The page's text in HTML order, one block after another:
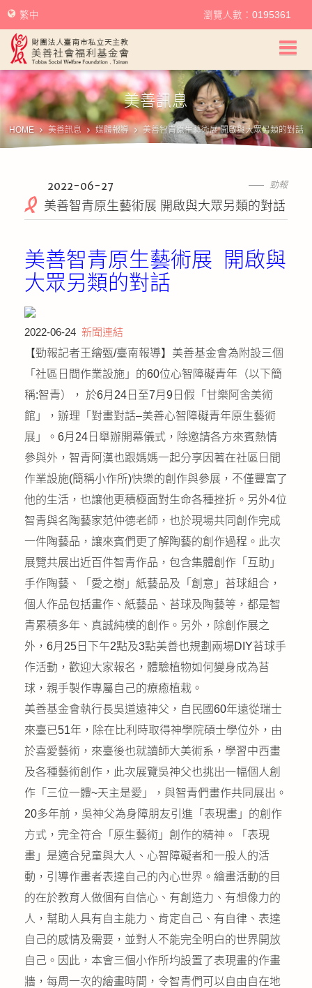
美善社會福利基金會首頁
關於美善
美善服務
幫助美善
我要捐款
捐款徵信
聯絡我們
友善連結
網站地圖
繁中 瀏覽人數：0195361
美善訊息
HOME 美善訊息 媒體報導 美善智青原生藝術展 開啟與大眾另類的對話
勁報
2022-06-27
美善智青原生藝術展 開啟與大眾另類的對話
美善智青原生藝術展 開啟與
大眾另類的對話
2022-06-24 新聞連結
【勁報記者王繪甄/臺南報導】美善基金會為附設三個
「社區日間作業設施」的60位心智障礙青年（以下簡
稱:智青）， 於6月24日至7月9日假「甘樂阿舍美術
館」，辦理「對畫對話–美善心智障礙青年原生藝術
展」。6月24日舉辦開幕儀式，除邀請各方來賓熱情
參與外，智青阿漢也跟媽媽一起分享因著在社區日間
作業設施(簡稱小作所)快樂的創作與參展，不僅豐富了
他的生活，也讓他更積極面對生命各種挫折。另外4位
智青與名陶藝家范仲德老師，也於現場共同創作完成
一件陶藝品，讓來賓們更了解陶藝的創作過程。此次
展覽共展出近百件智青作品，包含集體創作「互助」
手作陶藝、「愛之樹」紙藝品及「創意」苔球組合，
個人作品包括畫作、紙藝品、苔球及陶藝等，都是智
青累積多年、真誠純樸的創作。另外，除創作展之
外，6月25日下午2點及3點美善也規劃兩場DIY苔球手
作活動，歡迎大家報名，體驗植物如何變身成為苔
球，親手製作專屬自己的療癒植栽。
美善基金會執行長吳道遠神父，自民國60年遠從瑞士
來臺已51年，除在比利時取得神學院碩士學位外，由
於喜愛藝術，來臺後也就讀師大美術系，學習中西畫
及各種藝術創作，此次展覽吳神父也挑出一幅個人創
作「三位一體~天主是愛」，與智青們畫作共同展出。
20多年前，吳神父為身障朋友引進「表現畫」的創作
方式，完全符合「原生藝術」創作的精神。「表現
畫」是適合兒童與大人、心智障礙者和一般人的活
動，引導作畫者表達自己的內心世界。繪畫活動的目
的在於教育人做個有自信心、有創造力、有想像力的
人，幫助人具有自主能力、肯定自己、有自律、表達
自己的感情及需要，並對人不能完全明白的世界開放
自己。因此，本會三個小作所均設置了表現畫的作畫
牆，每周一次的繪畫時間，令智青們可以自由自在地